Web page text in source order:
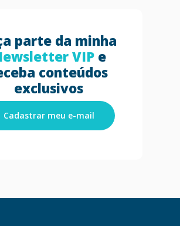
parte da minha
VIPe
conteúdos
exclusivos
Cadastrar meu e-mail